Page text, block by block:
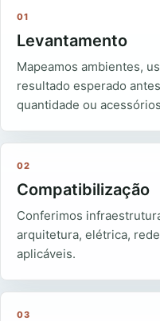
01
Levantamento
Mapeamos ambientes,
resultado esperado
quantidade ou
02
Compatibilização
Conferimos
arquitetura, elétrica,
aplicáveis.
03